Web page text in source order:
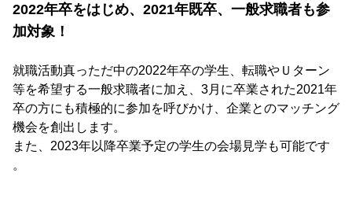
2022年卒をはじめ、2021年既卒、一般求職者も参
加対象！
就職活動真っただ中の2022年卒の学生、転職やＵターン
等を希望する一般求職者に加え、3月に卒業された2021年
卒の方にも積極的に参加を呼びかけ、企業とのマッチング
機会を創出します。
また、2023年以降卒業予定の学生の会場見学も可能です
。